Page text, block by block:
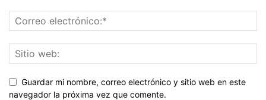
Guardar mi nombre, correo electrónico y sitio web en este
navegador la próxima vez que comente.